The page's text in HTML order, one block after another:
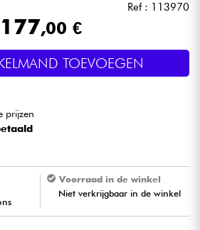
Ref : 113970
177,00 €
TOEVOEGEN
prijzen
Voorraad in de winkel
Niet verkrijgbaar in de winkel